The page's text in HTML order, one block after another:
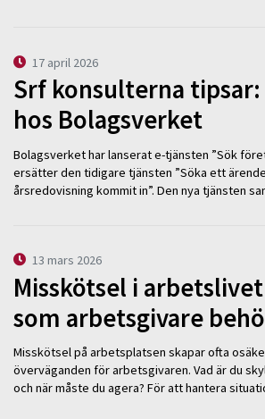
17 april 2026
Srf konsulterna
hos Bolagsverket
Bolagsverket har lanserat e-tjänsten ”Sök
ersätter den tidigare tjänsten ”Söka ett
årsredovisning kommit in”. Den nya tjänsten
13 mars 2026
Misskötsel i arbetslivet
som arbetsgivare
Misskötsel på arbetsplatsen skapar ofta
överväganden för arbetsgivaren. Vad är du
och när måste du agera? För att hantera